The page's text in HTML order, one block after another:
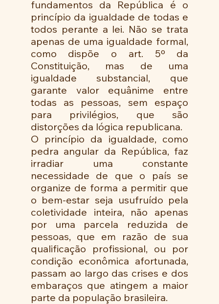
fundamentos da República é o
princípio da igualdade de todas e
todos perante a lei. Não se trata
apenas de uma igualdade formal,
como dispõe o art. 5º da
Constituição, mas de uma
igualdade substancial, que
garante valor equânime entre
todas as pessoas, sem espaço
para privilégios, que são
distorções da lógica republicana.
O princípio da igualdade, como
pedra angular da República, faz
irradiar uma constante
necessidade de que o país se
organize de forma a permitir que
o bem-estar seja usufruído pela
coletividade inteira, não apenas
por uma parcela reduzida de
pessoas, que em razão de sua
qualificação profissional, ou por
condição econômica afortunada,
passam ao largo das crises e dos
embaraços que atingem a maior
parte da população brasileira.